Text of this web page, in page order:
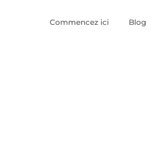
Commencez ici Blog